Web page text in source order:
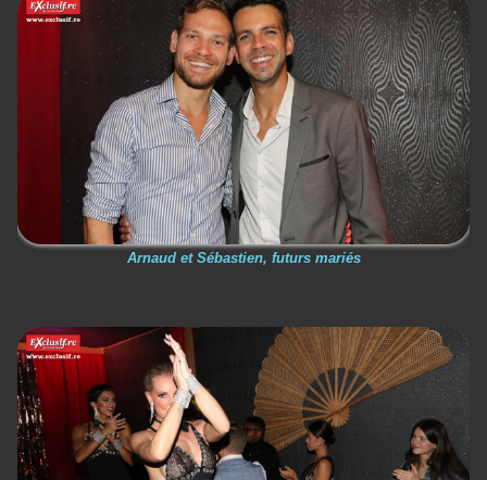
Arnaud et Sébastien, futurs mariés